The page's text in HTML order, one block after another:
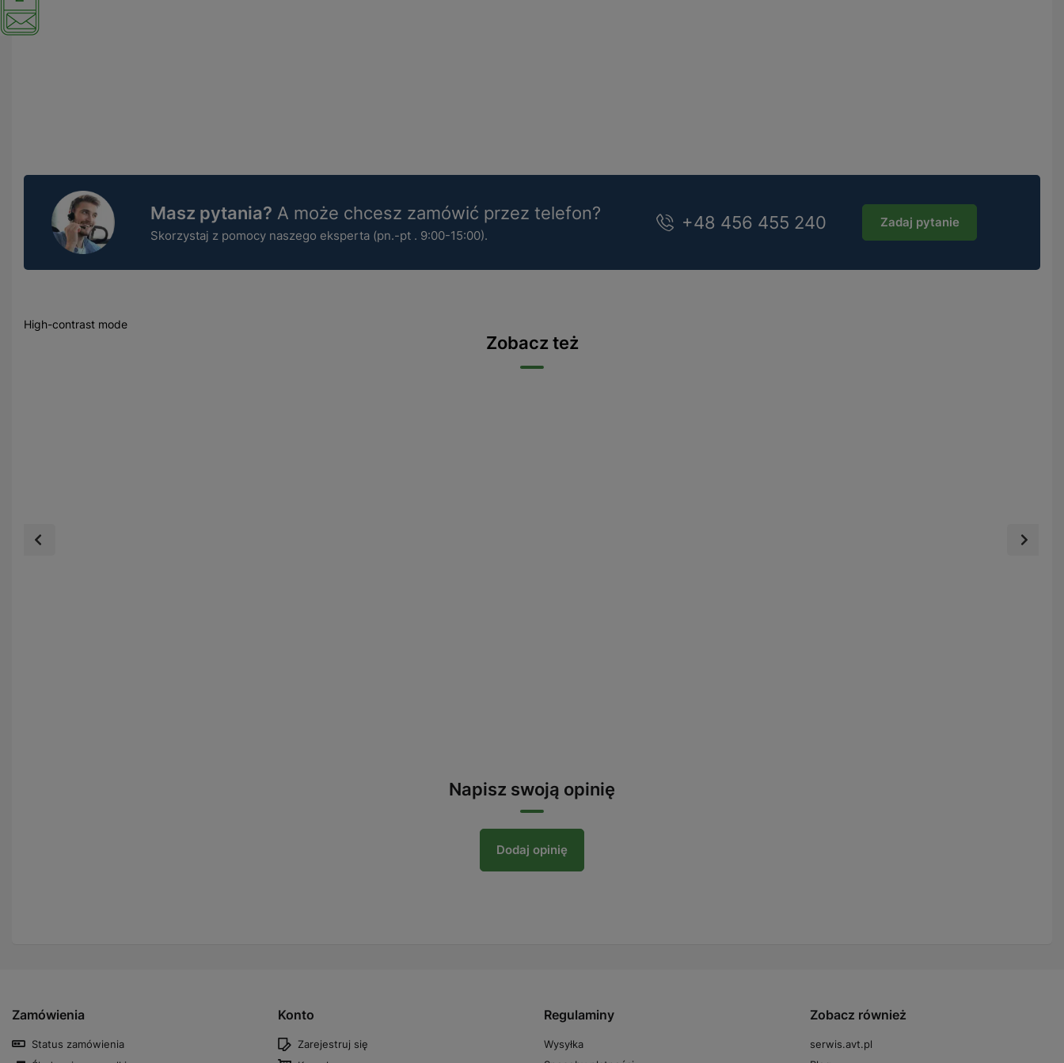
Masz pytania? A może chcesz zamówić przez telefon?
Skorzystaj z pomocy naszego eksperta (pn.-pt . 9:00-15:00).
+48 456 455 240 Zadaj pytanie
High-contrast mode
Zobacz też
Napisz swoją opinię
Dodaj opinię
Zamówienia
Status zamówienia
Konto
Zarejestruj się
Regulaminy
Wysyłka
Zobacz również
serwis.avt.pl